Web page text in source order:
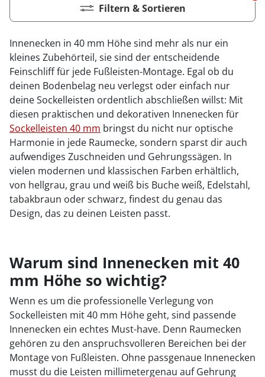
Filtern & Sortieren
Innenecken in 40 mm Höhe sind mehr als nur ein
kleines Zubehörteil, sie sind der entscheidende
Feinschliff für jede Fußleisten-Montage. Egal ob du
deinen Bodenbelag neu verlegst oder einfach nur
deine Sockelleisten ordentlich abschließen willst: Mit
diesen praktischen und dekorativen Innenecken für
Sockelleisten 40 mm bringst du nicht nur optische
Harmonie in jede Raumecke, sondern sparst dir auch
aufwendiges Zuschneiden und Gehrungssägen. In
vielen modernen und klassischen Farben erhältlich,
von hellgrau, grau und weiß bis Buche weiß, Edelstahl,
tabakbraun oder schwarz, findest du genau das
Design, das zu deinen Leisten passt.
Warum sind Innenecken mit 40
mm Höhe so wichtig?
Wenn es um die professionelle Verlegung von
Sockelleisten mit 40 mm Höhe geht, sind passende
Innenecken ein echtes Must-have. Denn Raumecken
gehören zu den anspruchsvolleren Bereichen bei der
Montage von Fußleisten. Ohne passgenaue Innenecken
musst du die Leisten millimetergenau auf Gehrung